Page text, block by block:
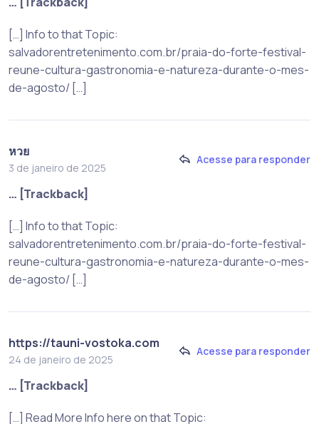
[…] Info to that Topic:
salvadorentretenimento.com.br/praia-do-forte-festival-
reune-cultura-gastronomia-e-natureza-durante-o-mes-
de-agosto/ […]
หวย
3 de janeiro de 2025
Acesse para responder
… [Trackback]
[…] Info to that Topic:
salvadorentretenimento.com.br/praia-do-forte-festival-
reune-cultura-gastronomia-e-natureza-durante-o-mes-
de-agosto/ […]
https://tauni-vostoka.com
24 de janeiro de 2025
Acesse para responder
… [Trackback]
[…] Read More Info here on that Topic: